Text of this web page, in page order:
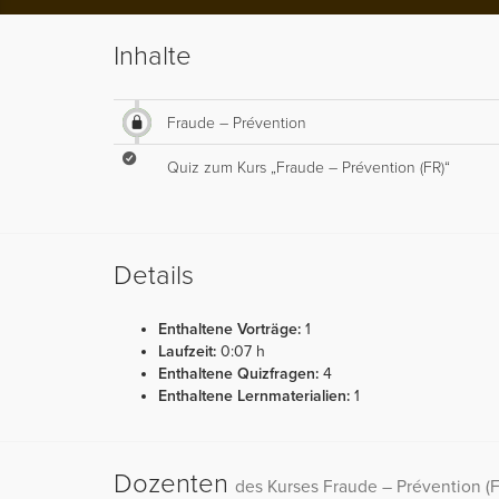
Inhalte
Fraude – Prévention
Quiz zum Kurs „Fraude – Prévention (FR)“
Details
Enthaltene Vorträge: 1
Laufzeit: 0:07 h
Enthaltene Quizfragen: 4
Enthaltene Lernmaterialien: 1
Dozenten des Kurses Fraude – Prévention